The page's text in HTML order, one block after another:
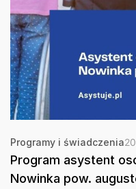
Programy i świadczenia
Program asystent
Nowinka pow.